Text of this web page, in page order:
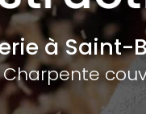
à Saint-
Charpente